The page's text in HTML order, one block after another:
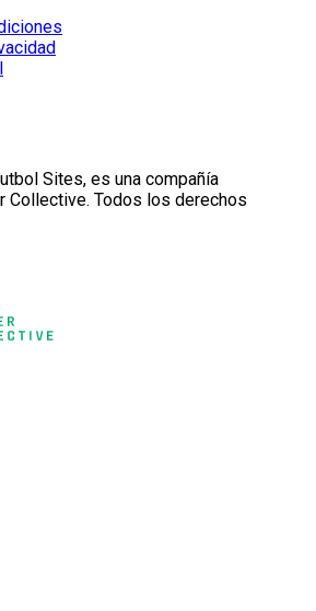
Sites, es una compañía
Collective. Todos los derechos